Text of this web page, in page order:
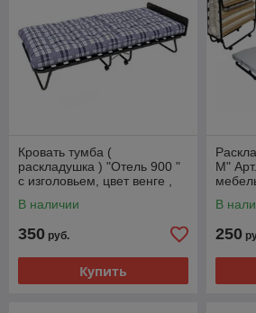
Кровать тумба (
раскладушка ) "Отель 900 "
с изголовьем, цвет венге ,
В наличии
350 руб.
Купить
М"
В
250